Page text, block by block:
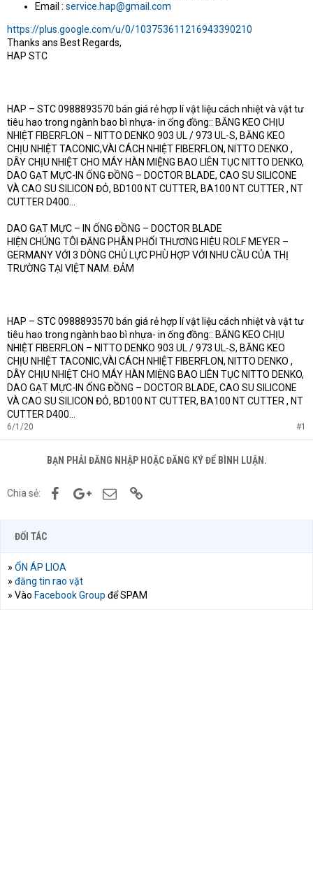
Email : service.hap@gmail.com
https://plus.google.com/u/0/103753611216943390210
Thanks ans Best Regards,
HAP STC
HAP – STC 0988893570 bán giá rẻ hợp lí vật liệu cách nhiệt và vật tư
tiêu hao trong ngành bao bì nhựa- in ống đồng:: BĂNG KEO CHỊU
NHIỆT FIBERFLON – NITTO DENKO 903 UL / 973 UL-S, BĂNG KEO
CHỊU NHIỆT TACONIC,VÀI CÁCH NHIỆT FIBERFLON, NITTO DENKO ,
DÂY CHỊU NHIỆT CHO MÁY HÀN MIỆNG BAO LIÊN TỤC NITTO DENKO,
DAO GẠT MỰC-IN ỐNG ĐỒNG – DOCTOR BLADE, CAO SU SILICONE
VÀ CAO SU SILICON ĐỎ, BD100 NT CUTTER, BA100 NT CUTTER , NT
CUTTER D400…
DAO GẠT MỰC – IN ỐNG ĐỒNG – DOCTOR BLADE
HIỆN CHÚNG TÔI ĐĂNG PHÂN PHỐI THƯƠNG HIỆU ROLF MEYER –
GERMANY VỚI 3 DÒNG CHỦ LỰC PHÙ HỢP VỚI NHU CẦU CỦA THỊ
TRƯỜNG TẠI VIỆT NAM. ĐẢM
HAP – STC 0988893570 bán giá rẻ hợp lí vật liệu cách nhiệt và vật tư
tiêu hao trong ngành bao bì nhựa- in ống đồng:: BĂNG KEO CHỊU
NHIỆT FIBERFLON – NITTO DENKO 903 UL / 973 UL-S, BĂNG KEO
CHỊU NHIỆT TACONIC,VÀI CÁCH NHIỆT FIBERFLON, NITTO DENKO ,
DÂY CHỊU NHIỆT CHO MÁY HÀN MIỆNG BAO LIÊN TỤC NITTO DENKO,
DAO GẠT MỰC-IN ỐNG ĐỒNG – DOCTOR BLADE, CAO SU SILICONE
VÀ CAO SU SILICON ĐỎ, BD100 NT CUTTER, BA100 NT CUTTER , NT
CUTTER D400…
6/1/20 #1
BẠN PHẢI ĐĂNG NHẬP HOẶC ĐĂNG KÝ ĐỂ BÌNH LUẬN.
Chia sẻ: FacebookGoogle+Email
ĐỐI TÁC
» ỔN ÁP LIOA
» đăng tin rao vặt
» Vào Facebook Group để SPAM